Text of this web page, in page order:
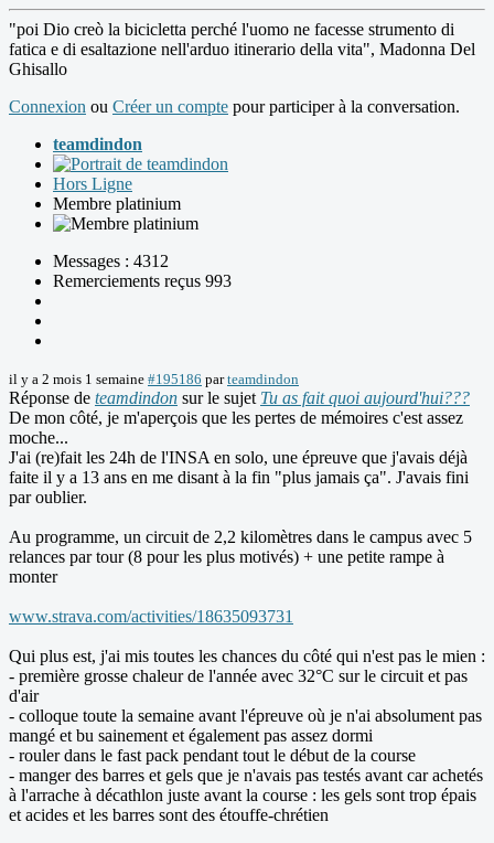
"poi Dio creò la bicicletta perché l'uomo ne facesse strumento di
fatica e di esaltazione nell'arduo itinerario della vita", Madonna Del
Ghisallo
Connexion ou Créer un compte pour participer à la conversation.
teamdindon
Hors Ligne
Membre platinium
Messages : 4312
Remerciements reçus 993
il y a 2 mois 1 semaine #195186 parteamdindon
Réponse de teamdindon sur le sujet Tu as fait quoi aujourd'hui???
De mon côté, je m'aperçois que les pertes de mémoires c'est assez
moche...
J'ai (re)fait les 24h de l'INSA en solo, une épreuve que j'avais déjà
faite il y a 13 ans en me disant à la fin "plus jamais ça". J'avais fini
par oublier.
Au programme, un circuit de 2,2 kilomètres dans le campus avec 5
relances par tour (8 pour les plus motivés) + une petite rampe à
monter
www.strava.com/activities/18635093731
Qui plus est, j'ai mis toutes les chances du côté qui n'est pas le mien :
- première grosse chaleur de l'année avec 32°C sur le circuit et pas
d'air
- colloque toute la semaine avant l'épreuve où je n'ai absolument pas
mangé et bu sainement et également pas assez dormi
- rouler dans le fast pack pendant tout le début de la course
- manger des barres et gels que je n'avais pas testés avant car achetés
à l'arrache à décathlon juste avant la course : les gels sont trop épais
et acides et les barres sont des étouffe-chrétien